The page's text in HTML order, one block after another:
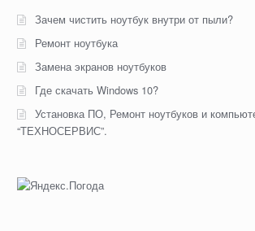
Зачем чистить ноутбук внутри от пыли?
Ремонт ноутбука
Замена экранов ноутбуков
Где скачать Windows 10?
Установка ПО, Ремонт ноутбуков и
“ТЕХНОСЕРВИС”.